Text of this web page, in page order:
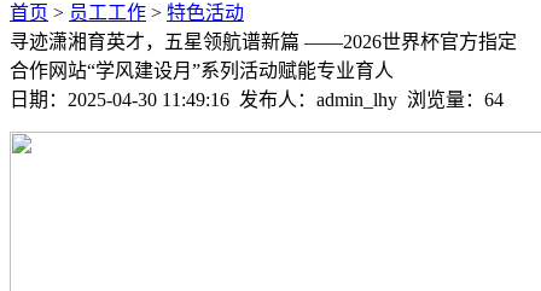
首页 > 员工工作 > 特色活动
寻迹潇湘育英才，五星领航谱新篇 ——2026世界杯官方指定
合作网站“学风建设月”系列活动赋能专业育人
日期：2025-04-30 11:49:16 发布人：admin_lhy 浏览量： 64